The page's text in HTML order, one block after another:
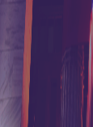
2018.06.07
跨境企
尊敬的客